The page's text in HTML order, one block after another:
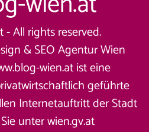
All rights reserved.
&SEO Agentur Wien
wien.at ist eine
geführte
Internetauftritt der Stadt
unterwien.gv.at